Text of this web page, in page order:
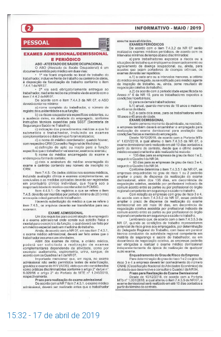
15:32 - 17 de abril de 2019